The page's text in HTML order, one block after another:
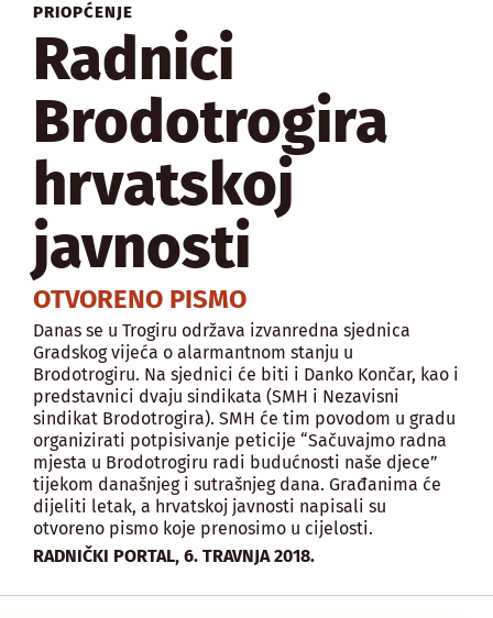
PRIOPĆENJE
Radnici
Brodotrogira
hrvatskoj
javnosti
OTVORENO PISMO
Danas se u Trogiru održava izvanredna sjednica
Gradskog vijeća o alarmantnom stanju u
Brodotrogiru. Na sjednici će biti i Danko Končar, kao i
predstavnici dvaju sindikata (SMH i Nezavisni
sindikat Brodotrogira). SMH će tim povodom u gradu
organizirati potpisivanje peticije “Sačuvajmo radna
mjesta u Brodotrogiru radi budućnosti naše djece”
tijekom današnjeg i sutrašnjeg dana. Građanima će
dijeliti letak, a hrvatskoj javnosti napisali su
otvoreno pismo koje prenosimo u cijelosti.
RADNIČKI PORTAL, 6. TRAVNJA 2018.